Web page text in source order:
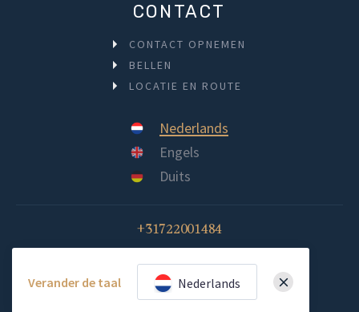
CONTACT
CONTACT OPNEMEN
BELLEN
LOCATIE EN ROUTE
Nederlands
Engels
Duits
+31722001484
INFO@BLUEDISTRICTRESTAURANT.NL
Verander de taal Nederlands